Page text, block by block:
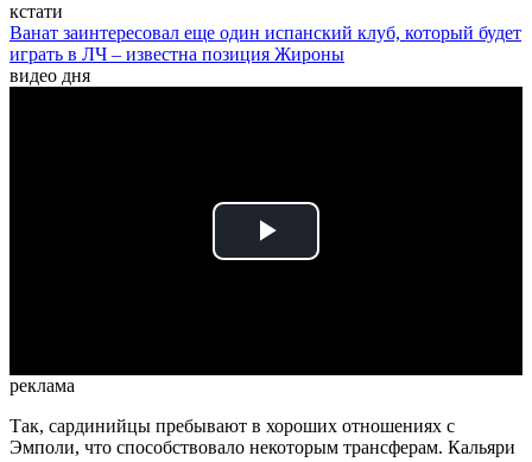
кстати
Ванат заинтересовал еще один испанский клуб, который будет
играть в ЛЧ – известна позиция Жироны
видео дня
Play
реклама
Так, сардинийцы пребывают в хороших отношениях с
Эмполи, что способствовало некоторым трансферам. Кальяри